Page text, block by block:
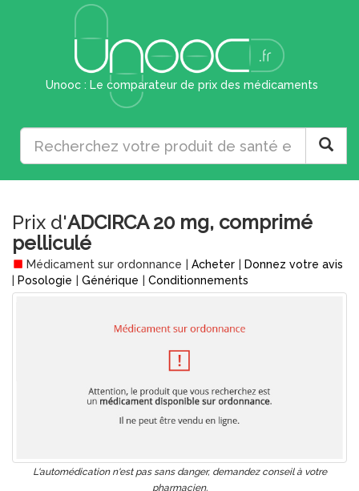
Unooc : Le comparateur de prix des médicaments
Prix d'ADCIRCA 20 mg, comprimé
pelliculé
Médicament sur ordonnance Acheter
Donnez votre avis
Posologie Générique Conditionnements
L'automédication n'est pas sans danger, demandez conseil à votre
pharmacien.